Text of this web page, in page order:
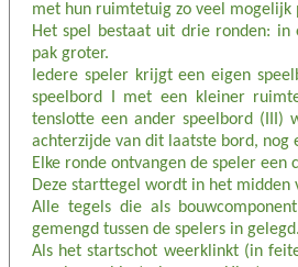
met hun ruimtetuig zo veel mogelijk
Het spel bestaat uit drie ronden:
pak groter.
Iedere speler krijgt een eigen
speelbord I met een kleiner
tenslotte een ander speelbord (III)
achterzijde van dit laatste bord, nog
Elke ronde ontvangen de speler
Deze starttegel wordt in het midden
Alle tegels die als
gemengd tussen de spelers in gelegd.
Als het startschot weerklinkt (in